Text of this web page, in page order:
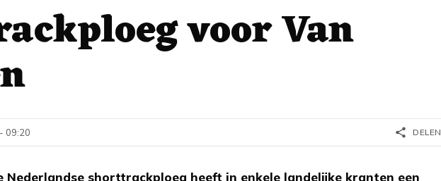
voor Van
Nederlandse shorttrackploeg heeft in enkele landelijke kranten een
09:20 share DELEN